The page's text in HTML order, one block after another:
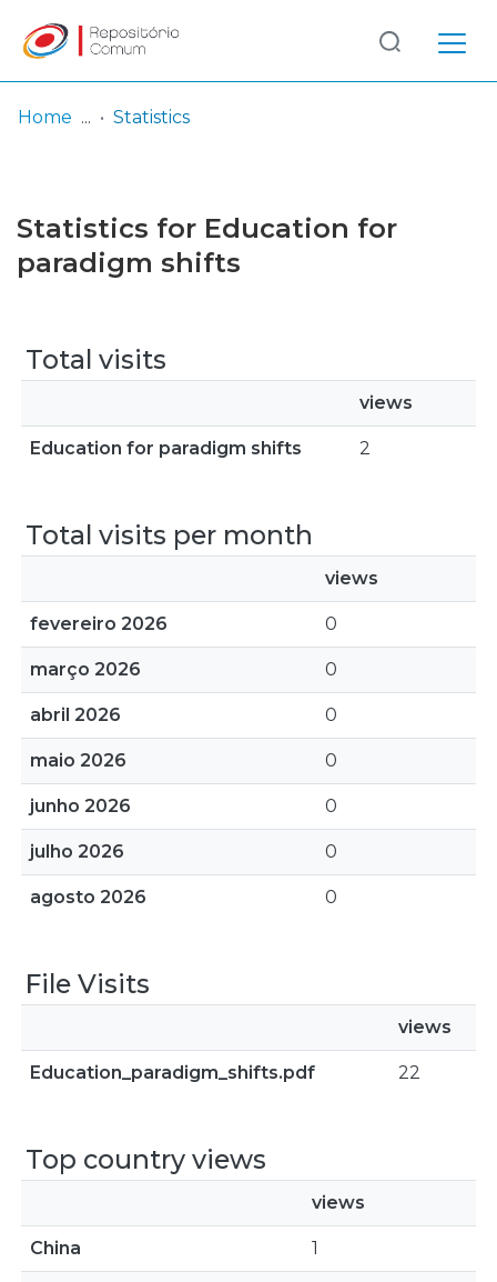
Browse repository
Log
In
(current)
Home Statistics
Statistics for Education for
paradigm shifts
Total visits
views
Education for paradigm shifts 2
Total visits per month
views
fevereiro 2026 0
março 2026 0
abril 2026 0
maio 2026 0
junho 2026 0
julho 2026 0
agosto 2026 0
File Visits
views
Education_paradigm_shifts.pdf 22
Top country views
views
China 1